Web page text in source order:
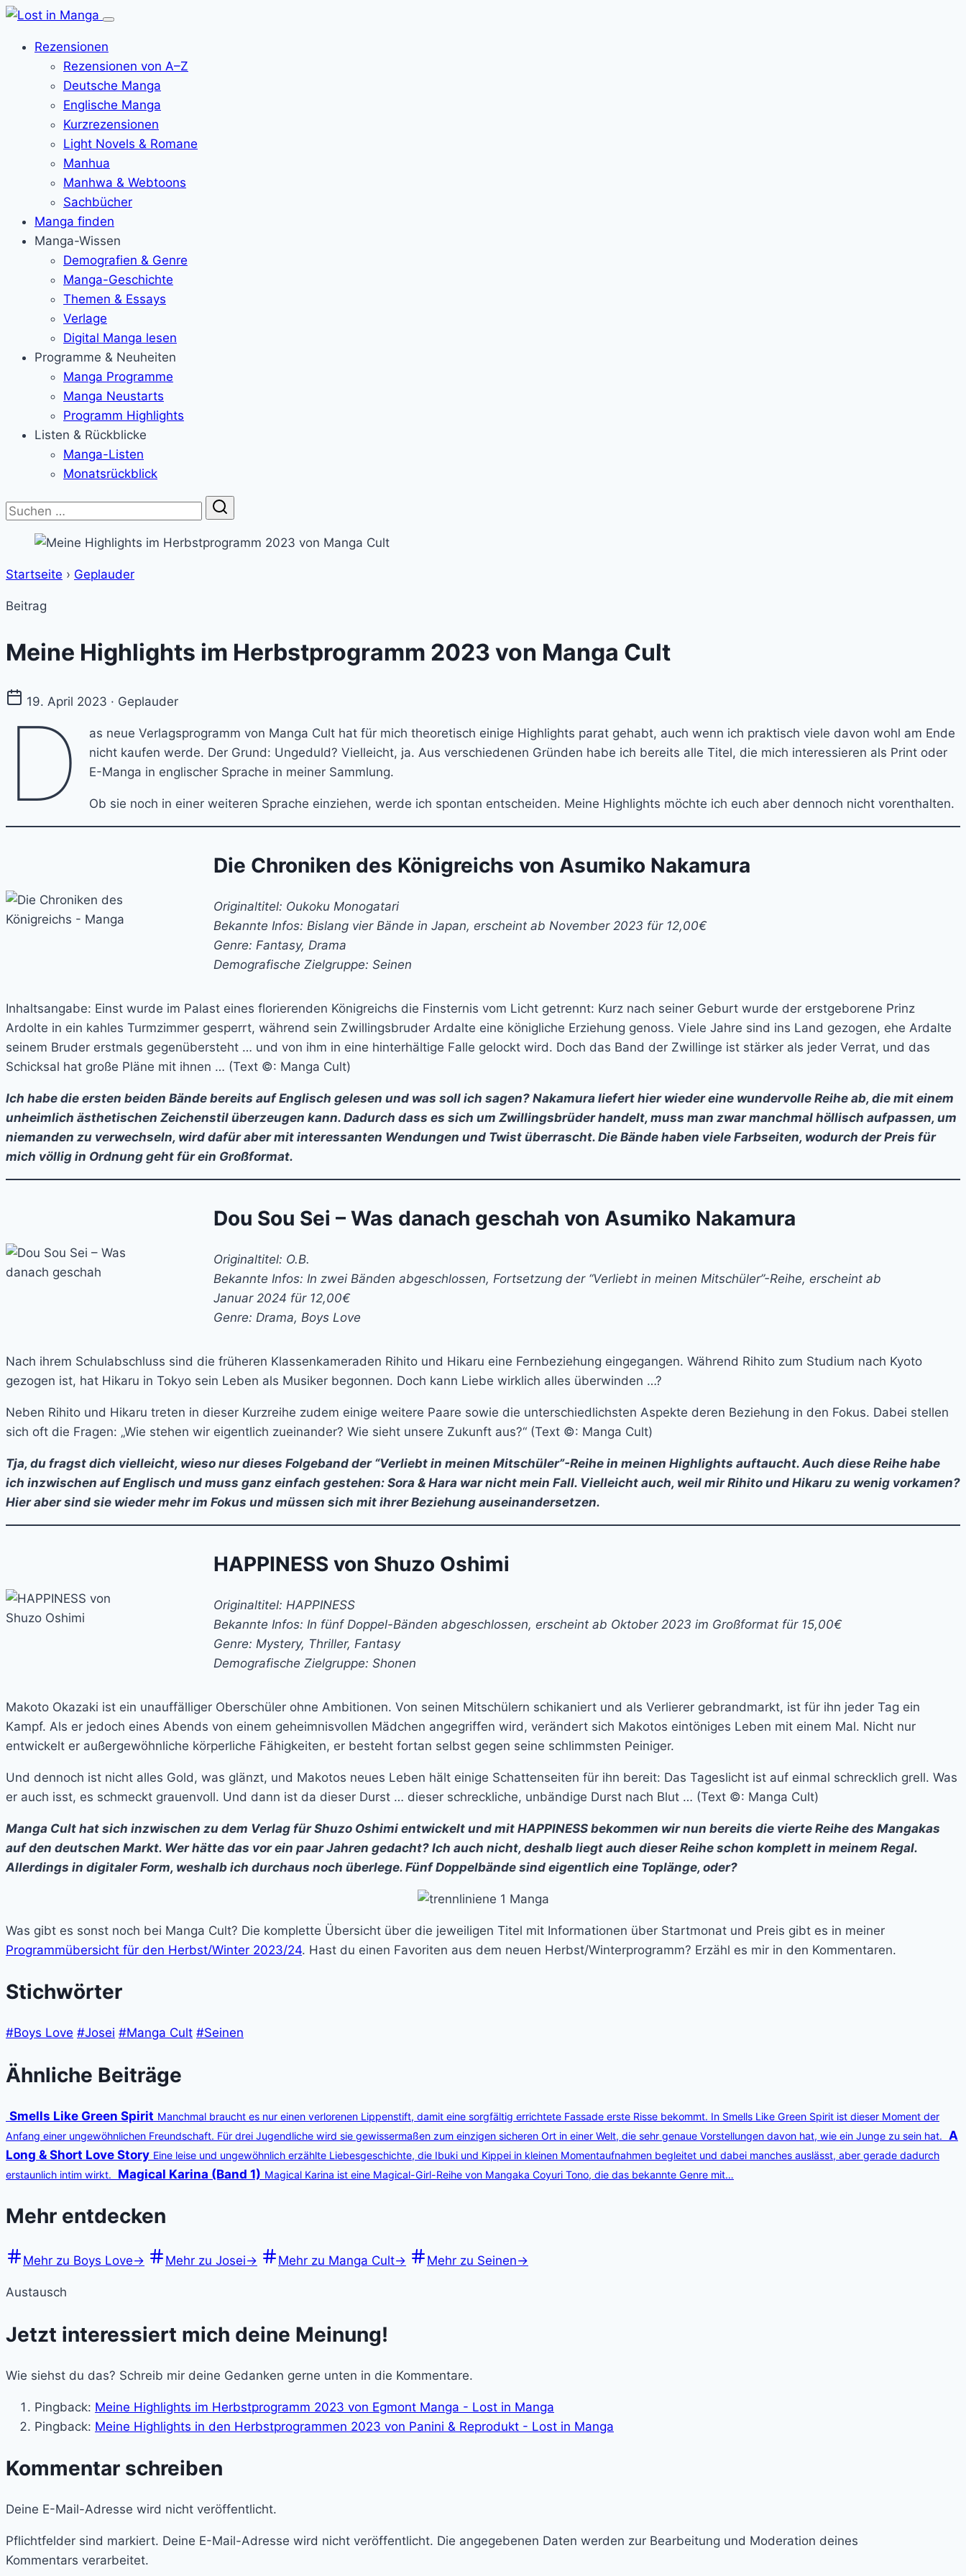
Menü
Rezensionen
Rezensionen von A–Z
Deutsche Manga
Englische Manga
Kurzrezensionen
Light Novels & Romane
Manhua
Manhwa & Webtoons
Sachbücher
Manga finden
Manga-Wissen
Demografien & Genre
Manga-Geschichte
Themen & Essays
Verlage
Digital Manga lesen
Programme & Neuheiten
Manga Programme
Manga Neustarts
Programm Highlights
Listen & Rückblicke
Manga-Listen
Monatsrückblick
Suche
Startseite › Geplauder
Beitrag
Meine Highlights im Herbstprogramm 2023 von Manga Cult
19. April 2023 · Geplauder
D
as neue Verlagsprogramm von Manga Cult hat für mich theoretisch einige Highlights parat gehabt, auch wenn ich praktisch viele davon wohl am Ende
nicht kaufen werde. Der Grund: Ungeduld? Vielleicht, ja. Aus verschiedenen Gründen habe ich bereits alle Titel, die mich interessieren als Print oder
E-Manga in englischer Sprache in meiner Sammlung.
Ob sie noch in einer weiteren Sprache einziehen, werde ich spontan entscheiden. Meine Highlights möchte ich euch aber dennoch nicht vorenthalten.
Die Chroniken des Königreichs von Asumiko Nakamura
Originaltitel: Oukoku Monogatari
Bekannte Infos: Bislang vier Bände in Japan, erscheint ab November 2023 für 12,00€
Genre: Fantasy, Drama
Demografische Zielgruppe: Seinen
Inhaltsangabe: Einst wurde im Palast eines florierenden Königreichs die Finsternis vom Licht getrennt: Kurz nach seiner Geburt wurde der erstgeborene Prinz
Ardolte in ein kahles Turmzimmer gesperrt, während sein Zwillingsbruder Ardalte eine königliche Erziehung genoss. Viele Jahre sind ins Land gezogen, ehe Ardalte
seinem Bruder erstmals gegenübersteht … und von ihm in eine hinterhältige Falle gelockt wird. Doch das Band der Zwillinge ist stärker als jeder Verrat, und das
Schicksal hat große Pläne mit ihnen … (Text ©: Manga Cult)
Ich habe die ersten beiden Bände bereits auf Englisch gelesen und was soll ich sagen? Nakamura liefert hier wieder eine wundervolle Reihe ab, die mit einem
unheimlich ästhetischen Zeichenstil überzeugen kann. Dadurch dass es sich um Zwillingsbrüder handelt, muss man zwar manchmal höllisch aufpassen, um
niemanden zu verwechseln, wird dafür aber mit interessanten Wendungen und Twist überrascht. Die Bände haben viele Farbseiten, wodurch der Preis für
mich völlig in Ordnung geht für ein Großformat.
Dou Sou Sei – Was danach geschah von Asumiko Nakamura
Originaltitel: O.B.
Bekannte Infos: In zwei Bänden abgeschlossen, Fortsetzung der “Verliebt in meinen Mitschüler”-Reihe, erscheint ab
Januar 2024 für 12,00€
Genre: Drama, Boys Love
Nach ihrem Schulabschluss sind die früheren Klassenkameraden Rihito und Hikaru eine Fernbeziehung eingegangen. Während Rihito zum Studium nach Kyoto
gezogen ist, hat Hikaru in Tokyo sein Leben als Musiker begonnen. Doch kann Liebe wirklich alles überwinden …?
Neben Rihito und Hikaru treten in dieser Kurzreihe zudem einige weitere Paare sowie die unterschiedlichsten Aspekte deren Beziehung in den Fokus. Dabei stellen
sich oft die Fragen: „Wie stehen wir eigentlich zueinander? Wie sieht unsere Zukunft aus?“ (Text ©: Manga Cult)
Tja, du fragst dich vielleicht, wieso nur dieses Folgeband der “Verliebt in meinen Mitschüler”-Reihe in meinen Highlights auftaucht. Auch diese Reihe habe
ich inzwischen auf Englisch und muss ganz einfach gestehen: Sora & Hara war nicht mein Fall. Vielleicht auch, weil mir Rihito und Hikaru zu wenig vorkamen?
Hier aber sind sie wieder mehr im Fokus und müssen sich mit ihrer Beziehung auseinandersetzen.
HAPPINESS von Shuzo Oshimi
Originaltitel: HAPPINESS
Bekannte Infos: In fünf Doppel-Bänden abgeschlossen, erscheint ab Oktober 2023 im Großformat für 15,00€
Genre: Mystery, Thriller, Fantasy
Demografische Zielgruppe: Shonen
Makoto Okazaki ist ein unauffälliger Oberschüler ohne Ambitionen. Von seinen Mitschülern schikaniert und als Verlierer gebrandmarkt, ist für ihn jeder Tag ein
Kampf. Als er jedoch eines Abends von einem geheimnisvollen Mädchen angegriffen wird, verändert sich Makotos eintöniges Leben mit einem Mal. Nicht nur
entwickelt er außergewöhnliche körperliche Fähigkeiten, er besteht fortan selbst gegen seine schlimmsten Peiniger.
Und dennoch ist nicht alles Gold, was glänzt, und Makotos neues Leben hält einige Schattenseiten für ihn bereit: Das Tageslicht ist auf einmal schrecklich grell. Was
er auch isst, es schmeckt grauenvoll. Und dann ist da dieser Durst … dieser schreckliche, unbändige Durst nach Blut … (Text ©: Manga Cult)
Manga Cult hat sich inzwischen zu dem Verlag für Shuzo Oshimi entwickelt und mit HAPPINESS bekommen wir nun bereits die vierte Reihe des Mangakas
auf den deutschen Markt. Wer hätte das vor ein paar Jahren gedacht? Ich auch nicht, deshalb liegt auch dieser Reihe schon komplett in meinem Regal.
Allerdings in digitaler Form, weshalb ich durchaus noch überlege. Fünf Doppelbände sind eigentlich eine Toplänge, oder?
Was gibt es sonst noch bei Manga Cult? Die komplette Übersicht über die jeweiligen Titel mit Informationen über Startmonat und Preis gibt es in meiner
Programmübersicht für den Herbst/Winter 2023/24. Hast du einen Favoriten aus dem neuen Herbst/Winterprogramm? Erzähl es mir in den Kommentaren.
Stichwörter
#Boys Love #Josei #Manga Cult #Seinen
Ähnliche Beiträge
Smells Like Green Spirit Manchmal braucht es nur einen verlorenen Lippenstift, damit eine sorgfältig errichtete Fassade erste Risse bekommt. In Smells Like Green Spirit ist dieser Moment der
Anfang einer ungewöhnlichen Freundschaft. Für drei Jugendliche wird sie gewissermaßen zum einzigen sicheren Ort in einer Welt, die sehr genaue Vorstellungen davon hat, wie ein Junge zu sein hat. A
Long & Short Love Story Eine leise und ungewöhnlich erzählte Liebesgeschichte, die Ibuki und Kippei in kleinen Momentaufnahmen begleitet und dabei manches auslässt, aber gerade dadurch
erstaunlich intim wirkt.
Magical Karina (Band 1) Magical Karina ist eine Magical-Girl-Reihe von Mangaka Coyuri Tono, die das bekannte Genre mit…
Mehr entdecken
Mehr zu Boys Love→ Mehr zu Josei→ Mehr zu Manga Cult→ Mehr zu Seinen→
Austausch
Jetzt interessiert mich deine Meinung!
Wie siehst du das? Schreib mir deine Gedanken gerne unten in die Kommentare.
Pingback: Meine Highlights im Herbstprogramm 2023 von Egmont Manga - Lost in Manga
Pingback: Meine Highlights in den Herbstprogrammen 2023 von Panini & Reprodukt - Lost in Manga
Kommentar schreiben
Deine E-Mail-Adresse wird nicht veröffentlicht.
Pflichtfelder sind markiert. Deine E-Mail-Adresse wird nicht veröffentlicht. Die angegebenen Daten werden zur Bearbeitung und Moderation deines
Kommentars verarbeitet.